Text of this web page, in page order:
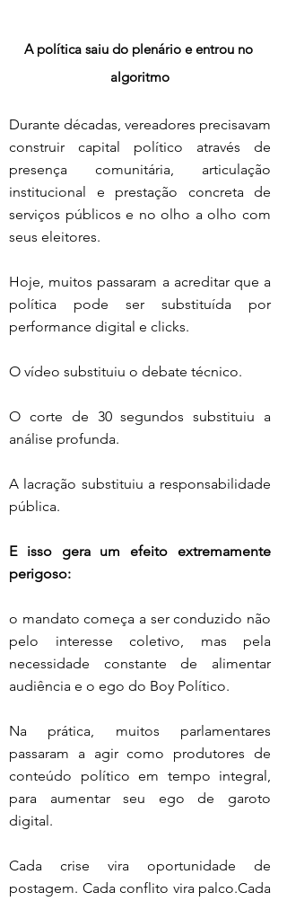
A política saiu do plenário e entrou no
algoritmo
Durante décadas, vereadores precisavam
construir capital político através de
presença comunitária, articulação
institucional e prestação concreta de
serviços públicos e no olho a olho com
seus eleitores.
Hoje, muitos passaram a acreditar que a
política pode ser substituída por
performance digital e clicks.
O vídeo substituiu o debate técnico.
O corte de 30 segundos substituiu a
análise profunda.
A lacração substituiu a responsabilidade
pública.
E isso gera um efeito extremamente
perigoso:
o mandato começa a ser conduzido não
pelo interesse coletivo, mas pela
necessidade constante de alimentar
audiência e o ego do Boy Político.
Na prática, muitos parlamentares
passaram a agir como produtores de
conteúdo político em tempo integral,
para aumentar seu ego de garoto
digital.
Cada crise vira oportunidade de
postagem. Cada conflito vira palco.Cada